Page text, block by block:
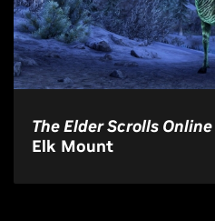
The Elder Scrolls Online
Elk Mount